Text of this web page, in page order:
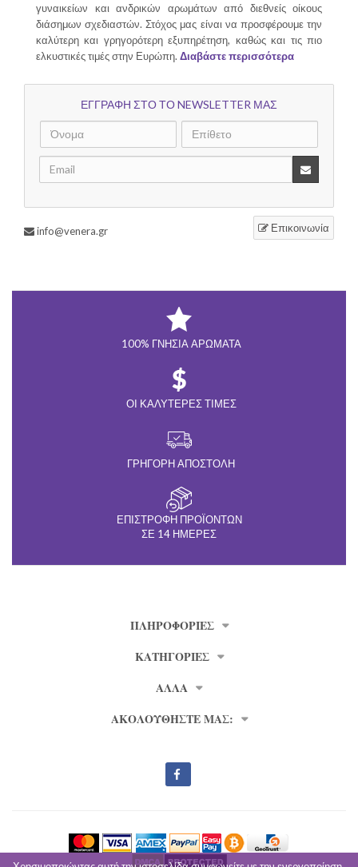
γυναικείων και ανδρικών αρωμάτων από διεθνείς οίκους
διάσημων σχεδιαστών. Στόχος μας είναι να προσφέρουμε την
καλύτερη και γρηγορότερη εξυπηρέτηση, καθώς και τις πιο
ελκυστικές τιμές στην Ευρώπη. Διαβάστε περισσότερα
ΕΓΓΡΑΦΗ ΣΤΟ ΤΟ NEWSLETTER ΜΑΣ
Επικοινωνία
info@venera.gr
100% ΓΝΉΣΙΑ ΑΡΏΜΑΤΑ
ΟΙ ΚΑΛΎΤΕΡΕΣ ΤΙΜΈΣ
ΓΡΉΓΟΡΗ ΑΠΟΣΤΟΛΉ
ΕΠΙΣΤΡΟΦΉ ΠΡΟΪΌΝΤΩΝ
ΣΕ 14 ΗΜΈΡΕΣ
ΠΛΗΡΟΦΟΡΊΕΣ
ΚΑΤΗΓΟΡΙΕΣ
ΑΛΛΑ
ΑΚΟΛΟΥΘΗΣΤΕ ΜΑΣ: